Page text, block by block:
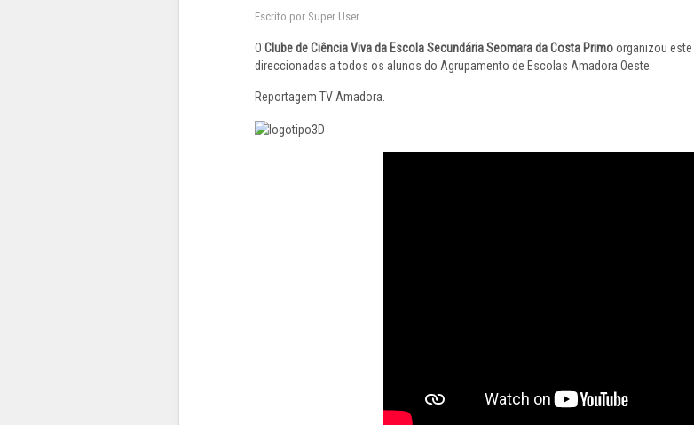
Escrito por Super User.
O Clube de Ciência Viva da Escola Secundária Seomara da Costa Primoorganizou
direccionadas a todos os alunos do Agrupamento de Escolas Amadora Oeste.
Reportagem TV Amadora.